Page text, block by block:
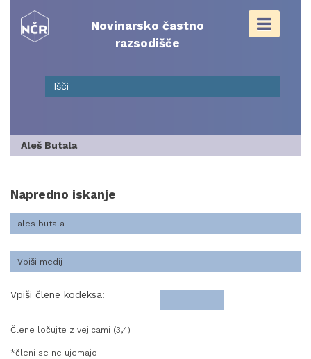
content
Novinarsko častno
razsodišče
Aleš Butala
Napredno iskanje
Vpiši člene kodeksa:
Člene ločujte z vejicami (3,4)
*členi se ne ujemajo